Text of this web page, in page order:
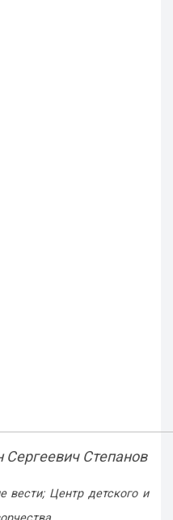
Степанов
вести; Центр детского и